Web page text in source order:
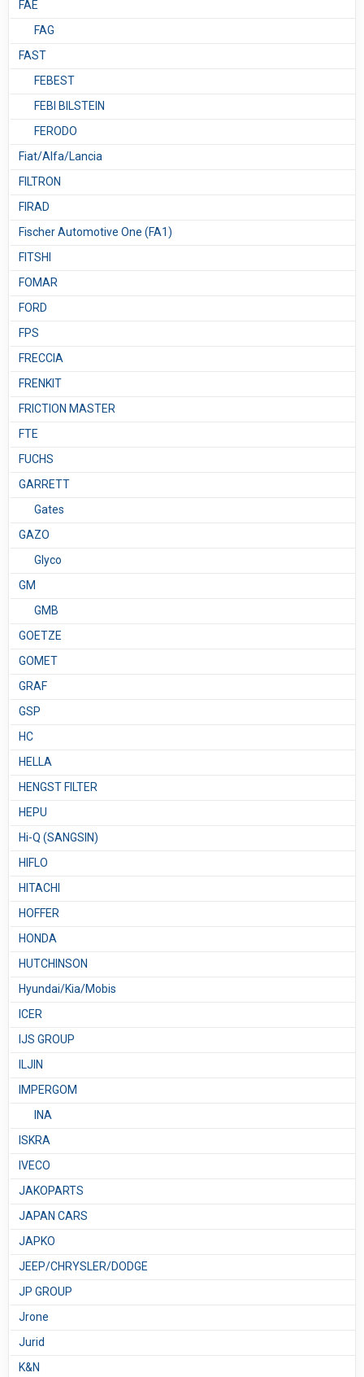
FAE
FAG
FAST
FEBEST
FEBI BILSTEIN
FERODO
Fiat/Alfa/Lancia
FILTRON
FIRAD
Fischer Automotive One (FA1)
FITSHI
FOMAR
FORD
FPS
FRECCIA
FRENKIT
FRICTION MASTER
FTE
FUCHS
GARRETT
Gates
GAZO
Glyco
GM
GMB
GOETZE
GOMET
GRAF
GSP
HC
HELLA
HENGST FILTER
HEPU
Hi-Q (SANGSIN)
HIFLO
HITACHI
HOFFER
HONDA
HUTCHINSON
Hyundai/Kia/Mobis
ICER
IJS GROUP
ILJIN
IMPERGOM
INA
ISKRA
IVECO
JAKOPARTS
JAPAN CARS
JAPKO
JEEP/CHRYSLER/DODGE
JP GROUP
Jrone
Jurid
K&N